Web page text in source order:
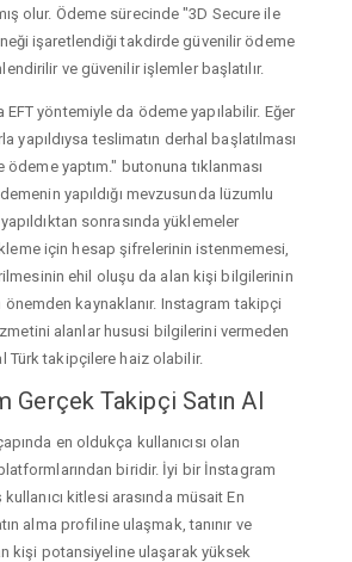
olur. Ödeme sürecinde "3D Secure ile
işaretlendiği takdirde güvenilir ödeme
ve güvenilir işlemler başlatılır.
EFT yöntemiyle da ödeme yapılabilir. Eğer
yapıldıysa teslimatın derhal başlatılması
ödeme yaptım." butonuna tıklanması
yapıldığı mevzusunda lüzumlu
sonrasında yüklemeler
için hesap şifrelerinin istenmemesi,
ehil oluşu da alan kişi bilgilerinin
kaynaklanır. Instagram takipçi
alanlar hususi bilgilerini vermeden
Türk takipçilere haiz olabilir.
Gerçek Takipçi Satın Al
en oldukça kullanıcısı olan
biridir. İyi bir İnstagram
kitlesi arasında müsait En
alma profiline ulaşmak, tanınır ve
kişi potansiyeline ulaşarak yüksek